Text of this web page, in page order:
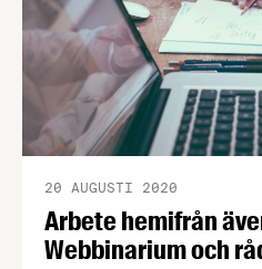
Arbete hemifrån
Webbinarium och
20 AUGUSTI 2020